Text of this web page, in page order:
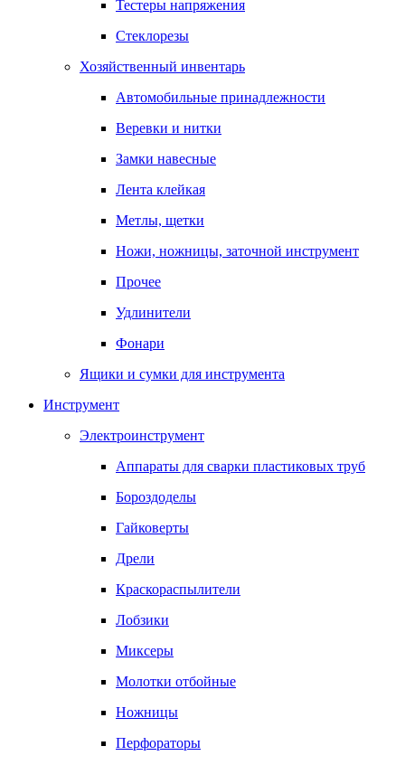
Тестеры напряжения
Стеклорезы
Хозяйственный инвентарь
Автомобильные принадлежности
Веревки и нитки
Замки навесные
Лента клейкая
Метлы, щетки
Ножи, ножницы, заточной инструмент
Прочее
Удлинители
Фонари
Ящики и сумки для инструмента
Инструмент
Электроинструмент
Аппараты для сварки пластиковых труб
Бороздоделы
Гайковерты
Дрели
Краскораспылители
Лобзики
Миксеры
Молотки отбойные
Ножницы
Перфораторы